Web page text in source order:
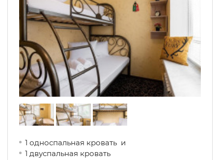
1 односпальная кровать и
1 двуспальная кровать